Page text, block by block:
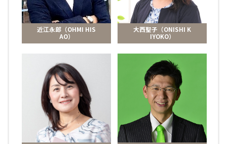
近江永郎（OHMI HIS
AO）
大西聖子（ONISHI K
IYOKO）